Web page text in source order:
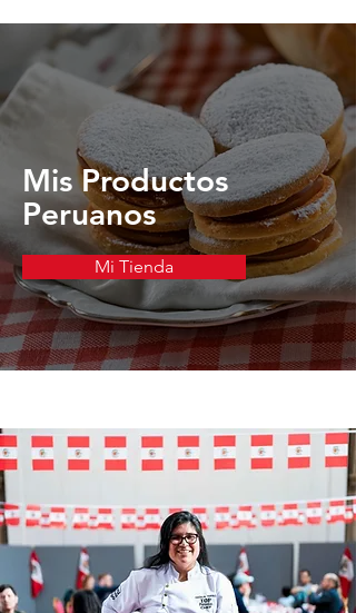
Mis Productos
Peruanos
Mi Tienda